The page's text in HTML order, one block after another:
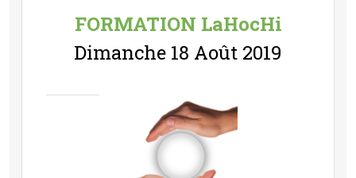
FORMATION LaHocHi
Dimanche 18 Août 2019